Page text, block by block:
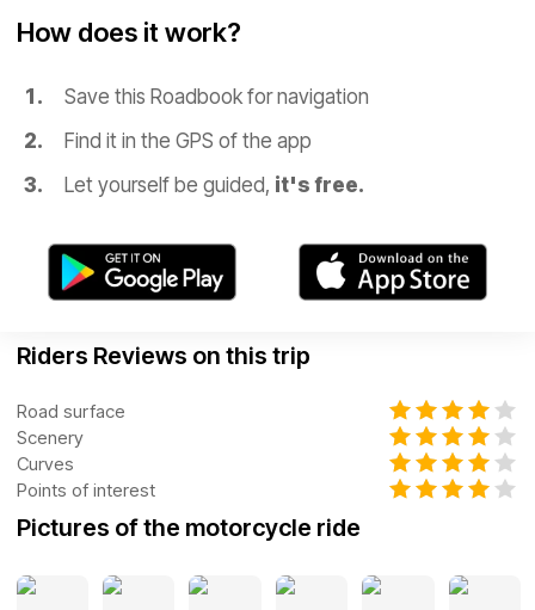
How does it work?
Save this Roadbook for navigation
Find it in the GPS of the app
Let yourself be guided, it's free.
Riders Reviews on this trip
Road surface
Scenery
Curves
Points of interest
Pictures of the motorcycle ride